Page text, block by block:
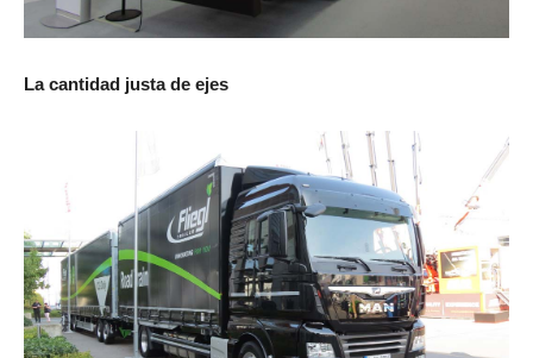
La cantidad justa de ejes